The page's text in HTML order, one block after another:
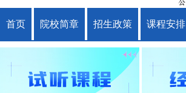
首页 院校简章 招生政策 课程安排